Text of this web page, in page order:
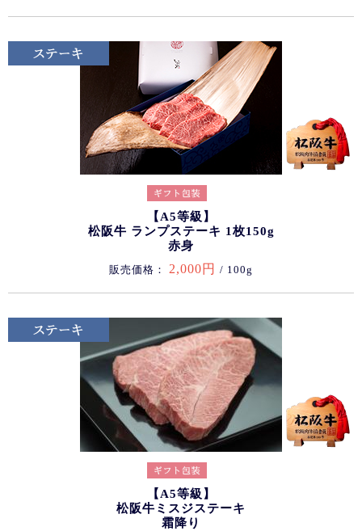
【A5等級】
松阪牛 ランプステーキ 1枚150g
赤身
販売価格： 2,000円 / 100g
【A5等級】
松阪牛ミスジステーキ
霜降り